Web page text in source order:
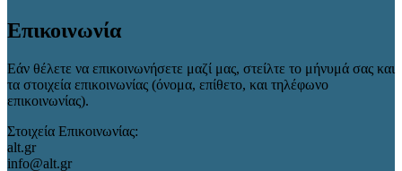
Επικοινωνία
Εάν θέλετε να επικοινωνήσετε μαζί μας, στείλτε το μήνυμά σας και
τα στοιχεία επικοινωνίας (όνομα, επίθετο, και τηλέφωνο
επικοινωνίας).
Στοιχεία Επικοινωνίας:
alt.gr
info@alt.gr